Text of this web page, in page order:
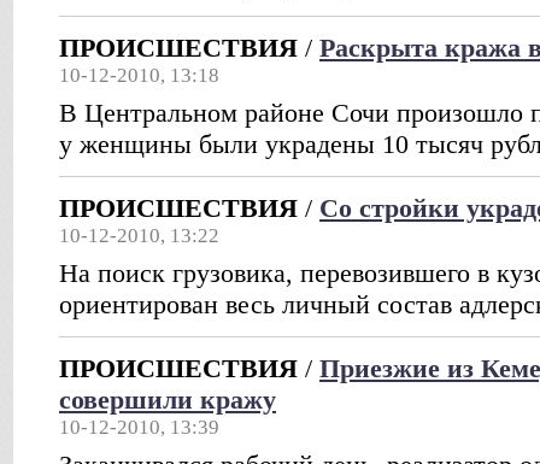
ПРОИСШЕСТВИЯ / Раскрыта кража
10-12-2010, 13:18
В Центральном районе Сочи произошло
у женщины были украдены 10 тысяч
ПРОИСШЕСТВИЯ / Со стройки
10-12-2010, 13:22
На поиск грузовика, перевозившего в
ориентирован весь личный состав
ПРОИСШЕСТВИЯ / Приезжие из
совершили кражу
10-12-2010, 13:39